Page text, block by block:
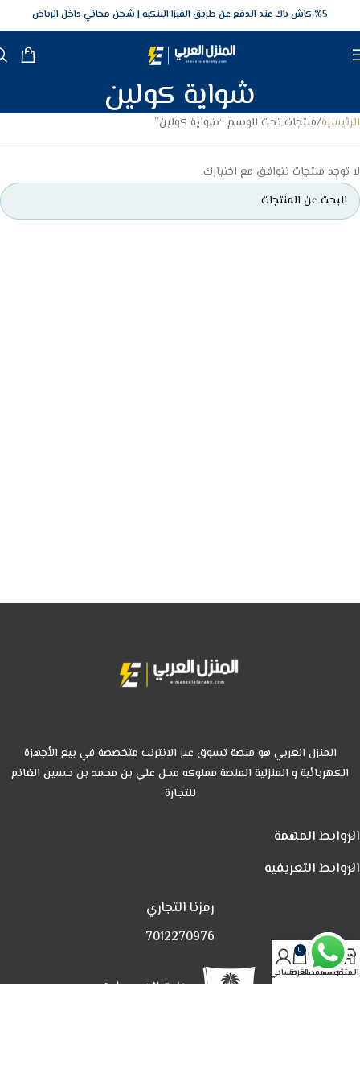
5‎% كاش باك عند الدفع عن طريق الفيزا البنكيه شحن مجاني داخل الرياض
شواية كولين
الرئيسية منتجات تحت الوسم “شواية كولين”
لا توجد منتجات تتوافق مع اختيارك.
المنزل العربي هو منصة تسوق عبر الانترنت متخصصة في بيع الأجهزة
الكهربائية و المنزلية المنصة مملوكه محل علي بن محمد بن حسين الغانم
للتجارة
الروابط المهمة
الروابط التعريفيه
رمزنا التجاري
7012270976
المتجرتصفيةالمفضلة
0
العربةحسابي